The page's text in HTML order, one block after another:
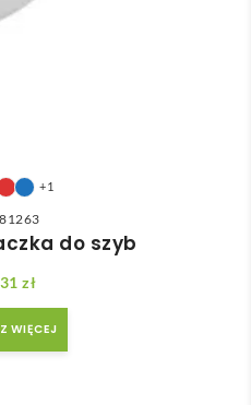
+1
do szyb
zł
WIĘCEJ